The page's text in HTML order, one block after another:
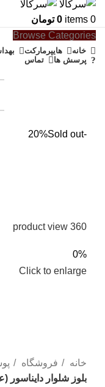
0
items
0 تومان
Browse Categories
خانه هایپرمارکت
پرسش ها
تماس
-20%
Sold out
360 product view
0%
Click to enlarge
خانه فروشگاه
بلوز شلوار دايناسور